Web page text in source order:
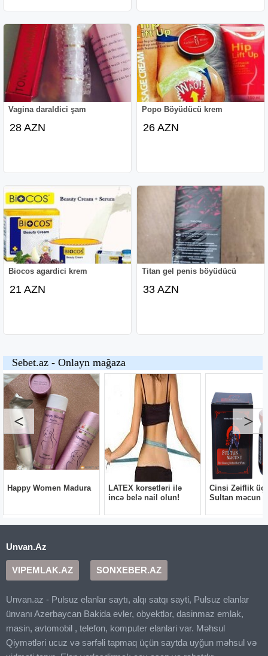
Vagina daraldici şam
28 AZN
Popo Böyüdücü krem
26 AZN
Biocos agardici krem
21 AZN
Titan gel penis böyüdücü
33 AZN
Unvan.Az
VIPEMLAK.AZ SONXEBER.AZ
Unvan.az - Pulsuz elanlar saytı, alqı satqı sayti, Pulsuz elanlar
ünvanı Azerbaycan Bakida evler, obyektlər, dasinmaz emlak,
masin, avtomobil , telefon, komputer elanlari var. Məhsul
Qiymətləri ucuz və sərfəli tapmaq üçün saytda uyğun məhsul və